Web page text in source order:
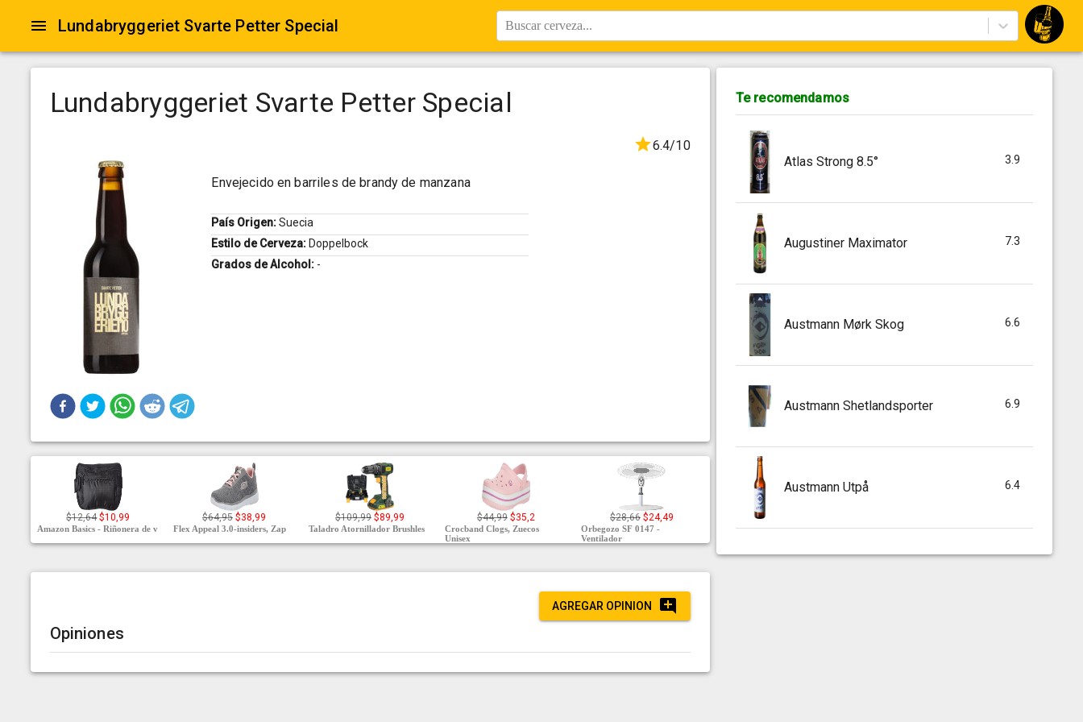
Lundabryggeriet Svarte Petter Special Buscar cerveza...
Lundabryggeriet Svarte Petter Special
6.4/10
Envejecido en barriles de brandy de manzana
País Origen:Suecia
Estilo de Cerveza: Doppelbock
Grados de Alcohol: -
$12,64 $10,99
Amazon Basics - Riñonera de v
$64,95 $38,99
Flex Appeal 3.0-insiders, Zap
$109,99 $89,99
Taladro Atornillador Brushles
$44,99 $35,2
Crocband Clogs, Zuecos
Unisex
$28,66 $24,49
Orbegozo SF 0147 -
Ventilador
AGREGAR OPINION
Opiniones
Te recomendamos
Atlas Strong 8.5° 3.9
Augustiner Maximator 7.3
Austmann Mørk Skog 6.6
Austmann Shetlandsporter 6.9
Austmann Utpå 6.4